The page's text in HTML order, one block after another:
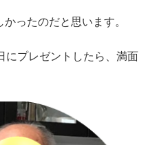
ったのだと思います。
にプレゼントしたら、満面